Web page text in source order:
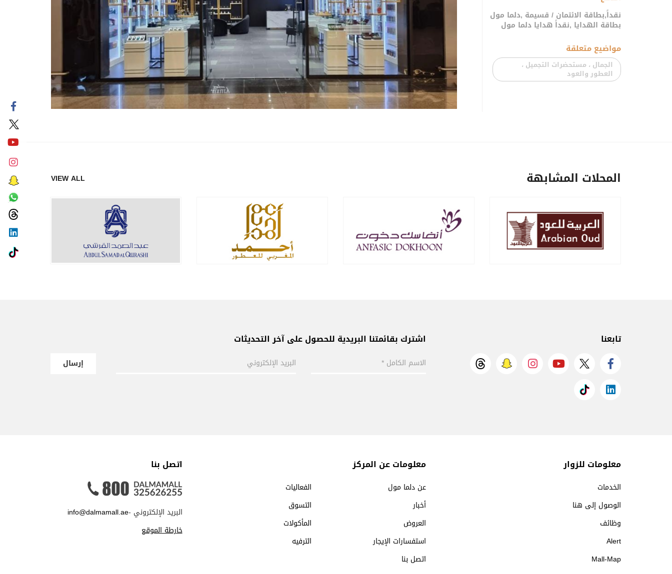
نقداً,بطاقة الائتمان / قسيمة ,دلما مول
بطاقة الهدايا ,نقداً هدايا دلما مول
مواضيع متعلقة
الجمال ، مستحضرات التجميل ،
العطور والعود
المحلات المشابهة VIEW ALL
تابعنا اشترك بقائمتنا البريدية للحصول على آخر التحديثات
إرسال
معلومات للزوار
الخدمات
الوصول إلى هنا
وظائف
Alert
Mall-Map
معلومات عن المركز
عن دلما مول
الفعاليات
أخبار
التسوق
العروض
المأكولات
استفسارات الإيجار
الترفيه
اتصل بنا
اتصل بنا
البريد الإلكتروني -info@dalmamall.ae
خارطة الموقع